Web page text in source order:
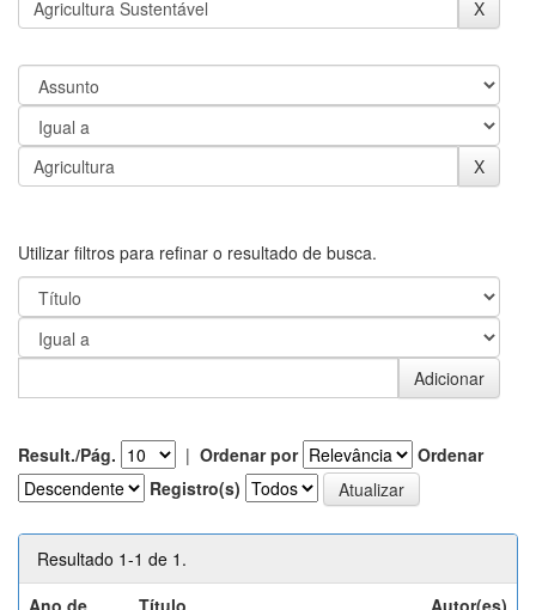
Utilizar filtros para refinar o resultado de busca.
Result./Pág. | Ordenar por
Ordenar
Registro(s)
Resultado 1-1 de 1.
Ano de
Título Autor(es)